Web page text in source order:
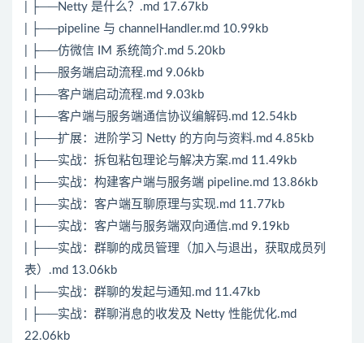
| ├──Netty 是什么？.md 17.67kb
| ├──pipeline 与 channelHandler.md 10.99kb
| ├──仿微信 IM 系统简介.md 5.20kb
| ├──服务端启动流程.md 9.06kb
| ├──客户端启动流程.md 9.03kb
| ├──客户端与服务端通信协议编解码.md 12.54kb
| ├──扩展：进阶学习 Netty 的方向与资料.md 4.85kb
| ├──实战：拆包粘包理论与解决方案.md 11.49kb
| ├──实战：构建客户端与服务端 pipeline.md 13.86kb
| ├──实战：客户端互聊原理与实现.md 11.77kb
| ├──实战：客户端与服务端双向通信.md 9.19kb
| ├──实战：群聊的成员管理（加入与退出，获取成员列
表）.md 13.06kb
| ├──实战：群聊的发起与通知.md 11.47kb
| ├──实战：群聊消息的收发及 Netty 性能优化.md
22.06kb